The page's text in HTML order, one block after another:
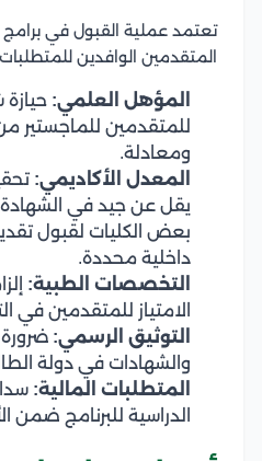
تعتمد عملية القبول في برامج
المتقدمين الوافدين للمتطلبات
المؤهل العلمي: حيازة
للمتقدمين للماجستير
ومعادلة.
المعدل الأكاديمي:
يقل عن جيد في
بعض الكليات لقبول
داخلية محددة.
التخصصات الطبية:
الامتياز للمتقدمين
التوثيق الرسمي: ضرورة
والشهادات في دولة
المتطلبات المالية:
الدراسية للبرنامج ضمن